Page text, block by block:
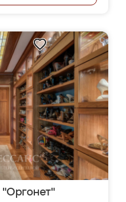
"Оргонет"